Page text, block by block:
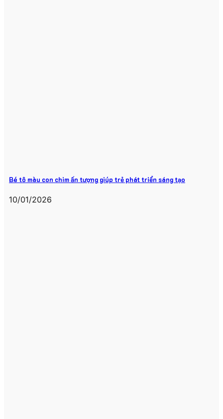
Bé tô màu con chim ấn tượng giúp trẻ phát triển sáng tạo
10/01/2026